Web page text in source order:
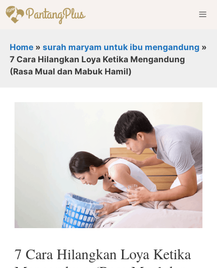
Skip
to
Home » surah maryam untuk ibu mengandung »
7 Cara Hilangkan Loya Ketika Mengandung
(Rasa Mual dan Mabuk Hamil)
7 Cara Hilangkan Loya Ketika